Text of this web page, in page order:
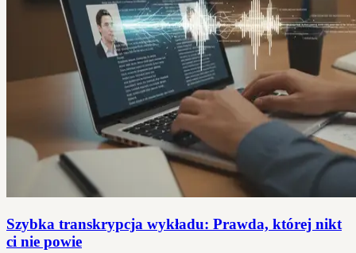
Szybka transkrypcja wykładu: Prawda, której nikt
ci nie powie